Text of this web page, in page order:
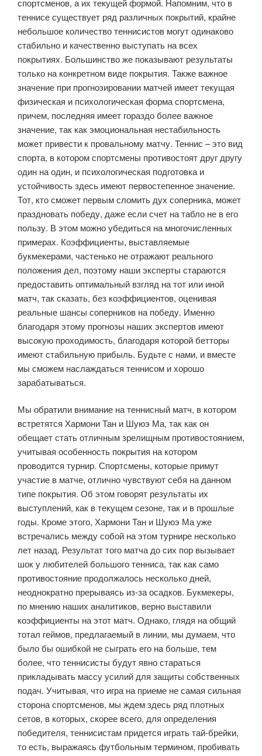
спортсменов, а их текущей формой. Напомним, что в
теннисе существует ряд различных покрытий, крайне
небольшое количество теннисистов могут одинаково
стабильно и качественно выступать на всех
покрытиях. Большинство же показывают результаты
только на конкретном виде покрытия. Также важное
значение при прогнозировании матчей имеет текущая
физическая и психологическая форма спортсмена,
причем, последняя имеет гораздо более важное
значение, так как эмоциональная нестабильность
может привести к провальному матчу. Теннис – это вид
спорта, в котором спортсмены противостоят друг другу
один на один, и психологическая подготовка и
устойчивость здесь имеют первостепенное значение.
Тот, кто сможет первым сломить дух соперника, может
праздновать победу, даже если счет на табло не в его
пользу. В этом можно убедиться на многочисленных
примерах. Коэффициенты, выставляемые
букмекерами, частенько не отражают реального
положения дел, поэтому наши эксперты стараются
предоставить оптимальный взгляд на тот или иной
матч, так сказать, без коэффициентов, оценивая
реальные шансы соперников на победу. Именно
благодаря этому прогнозы наших экспертов имеют
высокую проходимость, благодаря которой бетторы
имеют стабильную прибыль. Будьте с нами, и вместе
мы сможем наслаждаться теннисом и хорошо
зарабатываться.
Мы обратили внимание на теннисный матч, в котором
встретятся Хармони Тан и Шуюэ Ма, так как он
обещает стать отличным зрелищным противостоянием,
учитывая особенность покрытия на котором
проводится турнир. Спортсмены, которые примут
участие в матче, отлично чувствуют себя на данном
типе покрытия. Об этом говорят результаты их
выступлений, как в текущем сезоне, так и в прошлые
годы. Кроме этого, Хармони Тан и Шуюэ Ма уже
встречались между собой на этом турнире несколько
лет назад. Результат того матча до сих пор вызывает
шок у любителей большого тенниса, так как само
противостояние продолжалось несколько дней,
неоднократно прерываясь из-за осадков. Букмекеры,
по мнению наших аналитиков, верно выставили
коэффициенты на этот матч. Однако, глядя на общий
тотал геймов, предлагаемый в линии, мы думаем, что
было бы ошибкой не сыграть его на больше, тем
более, что теннисисты будут явно стараться
прикладывать массу усилий для защиты собственных
подач. Учитывая, что игра на приеме не самая сильная
сторона спортсменов, мы ждем здесь ряд плотных
сетов, в которых, скорее всего, для определения
победителя, теннисистам придется играть тай-брейки,
то есть, выражаясь футбольным термином, пробивать